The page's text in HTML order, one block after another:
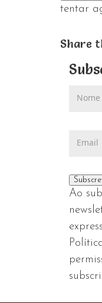
tentar
Share
Ao